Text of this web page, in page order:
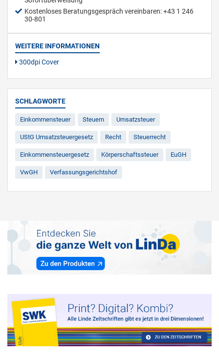
Kostenloses Beratungsgespräch vereinbaren: +43 1 246
30-801
WEITERE INFORMATIONEN
300dpi Cover
SCHLAGWORTE
Einkommensteuer Steuern Umsatzsteuer
UStG Umsatzsteuergesetz Recht Steuerrecht
Einkommensteuergesetz Körperschaftssteuer EuGH
VwGH Verfassungsgerichtshof